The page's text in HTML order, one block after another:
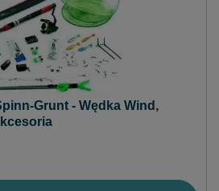
Grunt - Wędka Wind,